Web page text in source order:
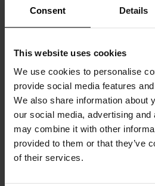
Consent Details
This website uses cookies
We use cookies to personalise
provide social media features
We also share information about
our social media, advertising
may combine it with other
provided to them or that they’ve
of their services.
Złoto o czystości 37,5%.
7. Próba 333, czyli 8 karatów (8K).
Różne kraje mogą mieć własne
standardy prób złota, które mogą
się nieco różnić w zależności od
lokalnych regulacji. Większość
wyrobów złotniczych jest
wykonywana z wyższych prób,
takich jak 18K, czy 14K, ponieważ